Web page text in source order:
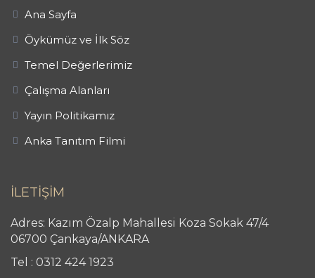
Ana Sayfa
Öykümüz ve İlk Söz
Temel Değerlerimiz
Çalışma Alanları
Yayın Politikamız
Anka Tanıtım Filmi
İLETİŞİM
Adres: Kazım Özalp Mahallesi Koza Sokak 47/4
06700 Çankaya/ANKARA
Tel : 0312 424 1923